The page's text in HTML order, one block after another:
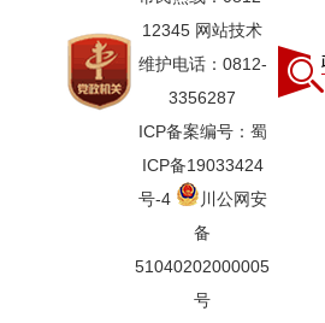
12345 网站技术
维护电话：0812-
3356287
ICP备案编号：蜀
ICP备19033424
号-4
川公网安
备
51040202000005
号